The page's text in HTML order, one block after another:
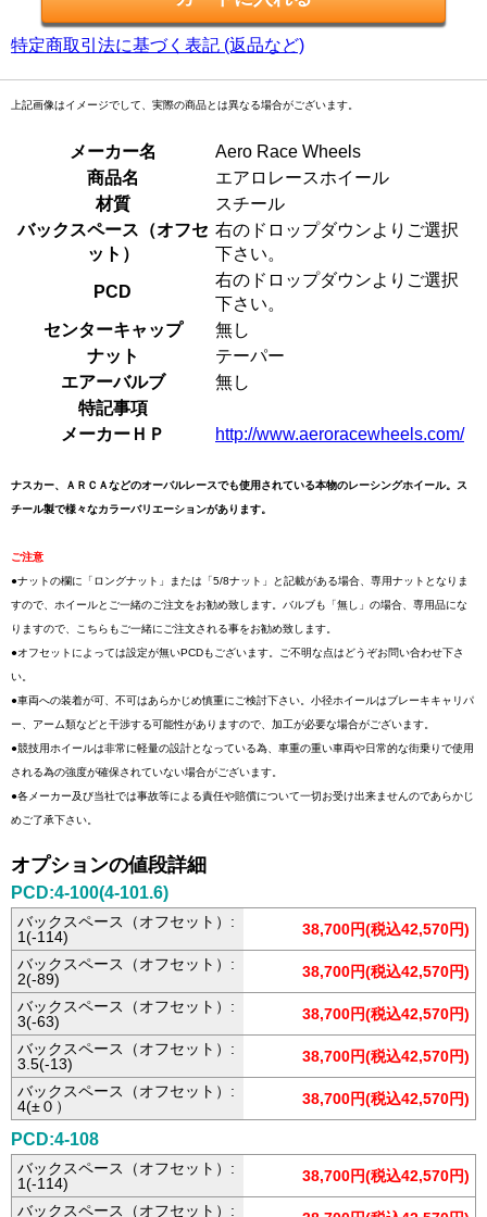
特定商取引法に基づく表記 (返品など)
上記画像はイメージでして、実際の商品とは異なる場合がございます。
メーカー名
Aero Race Wheels
商品名
エアロレースホイール
材質
スチール
バックスペース（オフセ
ット）
右のドロップダウンよりご選択
下さい。
PCD
右のドロップダウンよりご選択
下さい。
センターキャップ
無し
ナット
テーパー
エアーバルブ
無し
特記事項
メーカーＨＰ
http://www.aeroracewheels.com/
ナスカー、ＡＲＣＡなどのオーバルレースでも使用されている本物のレーシングホイール。ス
チール製で様々なカラーバリエーションがあります。
ご注意
●ナットの欄に「ロングナット」または「5/8ナット」と記載がある場合、専用ナットとなりま
すので、ホイールとご一緒のご注文をお勧め致します。バルブも「無し」の場合、専用品にな
りますので、こちらもご一緒にご注文される事をお勧め致します。
●オフセットによっては設定が無いPCDもございます。ご不明な点はどうぞお問い合わせ下さ
い。
●車両への装着が可、不可はあらかじめ慎重にご検討下さい。小径ホイールはブレーキキャリパ
ー、アーム類などと干渉する可能性がありますので、加工が必要な場合がございます。
●競技用ホイールは非常に軽量の設計となっている為、車重の重い車両や日常的な街乗りで使用
される為の強度が確保されていない場合がございます。
●各メーカー及び当社では事故等による責任や賠償について一切お受け出来ませんのであらかじ
めご了承下さい。
オプションの値段詳細
PCD:4-100(4-101.6)
バックスペース（オフセット）:
1(-114)
38,700円(税込42,570円)
バックスペース（オフセット）:
2(-89)
38,700円(税込42,570円)
バックスペース（オフセット）:
3(-63)
38,700円(税込42,570円)
バックスペース（オフセット）:
3.5(-13)
38,700円(税込42,570円)
バックスペース（オフセット）:
4(±０）
38,700円(税込42,570円)
PCD:4-108
バックスペース（オフセット）:
1(-114)
38,700円(税込42,570円)
バックスペース（オフセット）: